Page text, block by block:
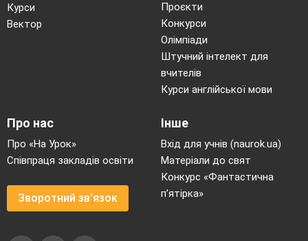
Курси
Вектор
Проєкти
Конкурси
Олімпіади
Штучний інтелект для
вчителів
Курси англійської мови
Про нас
Про «На Урок»
Співпраця закладів освіти
Зворотний зв'язок
Інше
Вхід для учнів (naurok.ua)
Матеріали до свят
Конкурс «Фантастична
п’ятірка»